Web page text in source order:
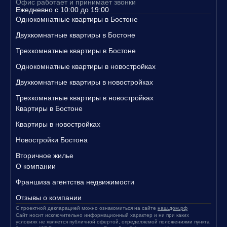
Свяжитесь с нами уже сегодня, чтобы узнать больше о наших п
редложениях и записаться на просмотр квартир!
Офис работает и принимает звонки
Ежедневно с 10:00 до 19:00
Однокомнатные квартиры в Бостоне
Двухкомнатные квартиры в Бостоне
Трехкомнатные квартиры в Бостоне
Однокомнатные квартиры в новостройках
Двухкомнатные квартиры в новостройках
Трехкомнатные квартиры в новостройках
Квартиры в Бостоне
Квартиры в новостройках
Новостройки Бостона
Вторичное жилье
О компании
Франшиза агентства недвижимости
Отзывы о компании
С проектной декларацией можно ознакомиться на сайте наш.дом.рф
Сайт носит исключительно информационный характер и ни при каких
условиях не является публичной офертой, определяемой положениями пункта